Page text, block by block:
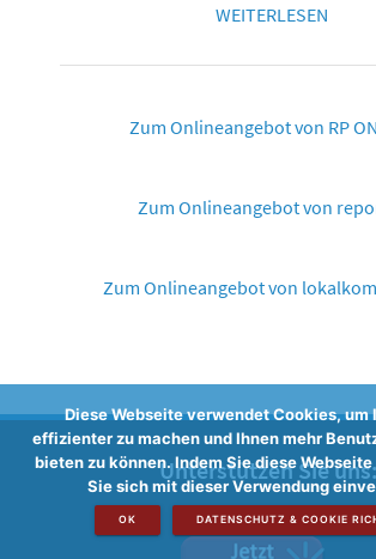
WEITERLESEN
Zum Onlineangebot von RP
Zum Onlineangebot von
Zum Onlineangebot von
Unterstützen Sie
Diese Webseite verwendet Cookies, um
effizienter zu machen und Ihnen mehr
bieten zu können. Indem Sie diese
Sie sich mit dieser Verwendung
OK DATENSCHUTZ & COOKIE